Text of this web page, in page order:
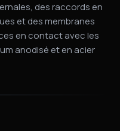
des raccords en
et des membranes
en contact avec les
anodisé et en acier